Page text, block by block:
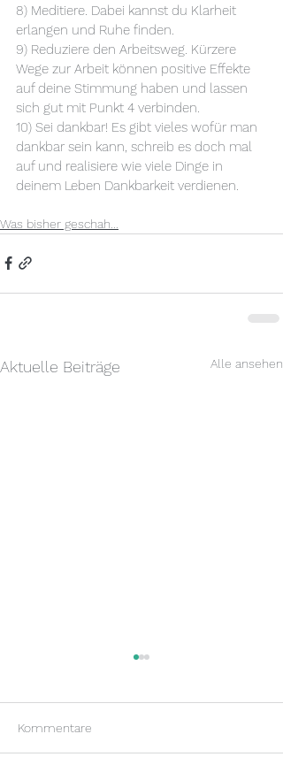
8) Meditiere. Dabei kannst du Klarheit
erlangen und Ruhe finden.
9) Reduziere den Arbeitsweg. Kürzere
Wege zur Arbeit können positive Effekte
auf deine Stimmung haben und lassen
sich gut mit Punkt 4 verbinden.
10) Sei dankbar! Es gibt vieles wofür man
dankbar sein kann, schreib es doch mal
auf und realisiere wie viele Dinge in
deinem Leben Dankbarkeit verdienen.
Was bisher geschah...
Aktuelle Beiträge Alle ansehen
Kommentare